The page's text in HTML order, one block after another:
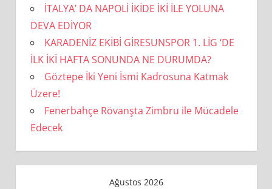
İTALYA’ DA NAPOLİ İKİDE İKİ İLE YOLUNA
DEVA EDİYOR
KARADENİZ EKİBİ GİRESUNSPOR 1. LİG ‘DE
İLK İKİ HAFTA SONUNDA NE DURUMDA?
Göztepe İki Yeni İsmi Kadrosuna Katmak
Üzere!
Fenerbahçe Rövanşta Zimbru ile Mücadele
Edecek
Ağustos 2026